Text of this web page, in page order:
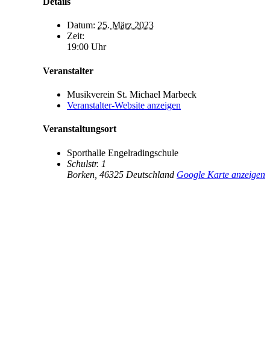
Datum: 25. März 2023
Zeit:
19:00 Uhr
Veranstalter
Musikverein St. Michael Marbeck
Veranstalter-Website anzeigen
Veranstaltungsort
Sporthalle Engelradingschule
Schulstr. 1
Borken 46325 Deutschland Google Karte anzeigen